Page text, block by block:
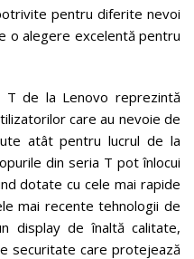
pentru diferite nevoi
o alegere excelentă pentru
T de la Lenovo reprezintă
care au nevoie de
atât pentru lucrul de la
din seria T pot înlocui
dotate cu cele mai rapide
mai recente tehnologii de
display de înaltă calitate,
securitate care protejează